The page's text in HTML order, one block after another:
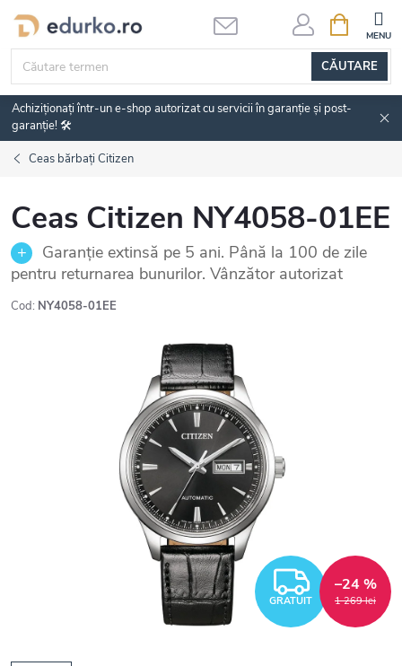
Treci
conținut
CĂUTARE
DE
Achiziționați într-un e-shop autorizat cu servicii în garanție și post-
garanție! 🛠️
Ceas bărbați Citizen
Ceas Citizen NY4058-01EE
Garanție extinsă pe 5 ani. Până la 100 de zile
pentru returnarea bunurilor. Vânzător autorizat
Cod: NY4058-01EE
GRATUIT 1 269 lei
–24 %